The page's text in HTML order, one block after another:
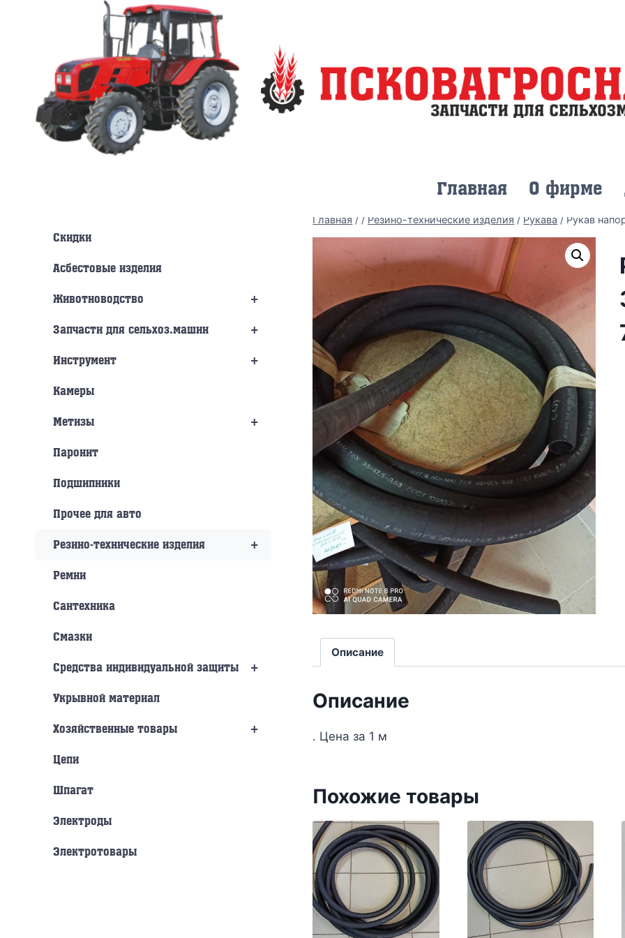
Главная О фирме
Главная / / Резино-технические изделия / Рукава / Рукав
Описание
Описание
. Цена за 1 м
Похожие товары
Скидки
Асбестовые изделия
+
Животноводство
+
Запчасти для сельхоз.машин
+
Инструмент
Камеры
+
Метизы
Паронит
Подшипники
Прочее для авто
+
Резино-технические изделия
Ремни
Сантехника
Смазки
+
Средства индивидуальной защиты
Укрывной материал
+
Хозяйственные товары
Цепи
Шпагат
Электроды
Электротовары